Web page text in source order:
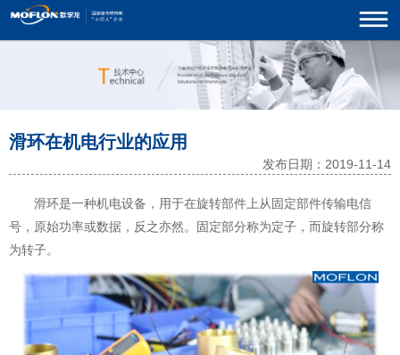
滑环在机电行业的应用
发布日期：2019-11-14
滑环是一种机电设备，用于在旋转部件上从固定部件传输电信
号，原始功率或数据，反之亦然。固定部分称为定子，而旋转部分称
为转子。